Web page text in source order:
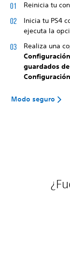
Reinicia tu
Inicia tu PS4
ejecuta la
Realiza una
Configuración
guardados
Configuración
Modo seguro